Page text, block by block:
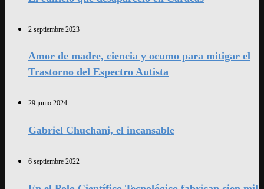
2 septiembre 2023
Amor de madre, ciencia y ocumo para mitigar el
Trastorno del Espectro Autista
29 junio 2024
Gabriel Chuchani, el incansable
6 septiembre 2022